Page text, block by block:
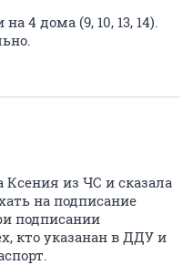
4 дома (9, 10, 13, 14).
из ЧС и сказала
на подписание
подписании
кто указанан в ДДУ и